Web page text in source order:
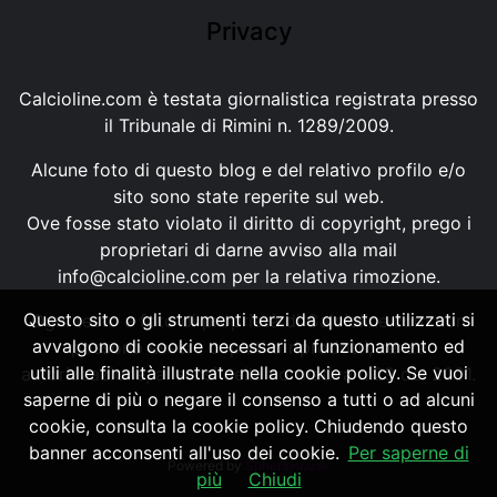
Privacy
Calcioline.com è testata giornalistica registrata presso
il Tribunale di Rimini n. 1289/2009.
Alcune foto di questo blog e del relativo profilo e/o
sito sono state reperite sul web.
Ove fosse stato violato il diritto di copyright, prego i
proprietari di darne avviso alla mail
info@calcioline.com per la relativa rimozione.
Ogni testo e foto di proprietà di Calcioline.com non
possono essere copiati o riprodotti, senza
autorizzazione, ai sensi della normativa n.29 del 2001.
Powered by SpheraHouse
Questo sito o gli strumenti terzi da questo utilizzati si
avvalgono di cookie necessari al funzionamento ed
utili alle finalità illustrate nella cookie policy. Se vuoi
saperne di più o negare il consenso a tutti o ad alcuni
cookie, consulta la cookie policy. Chiudendo questo
banner acconsenti all'uso dei cookie. Per saperne di
più
Chiudi